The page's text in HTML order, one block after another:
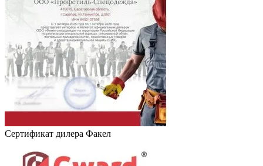
Сертификат дилера Факел